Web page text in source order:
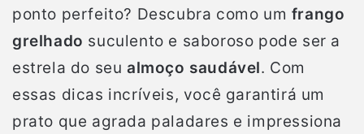
ponto perfeito? Descubra como um frango
grelhado suculento e saboroso pode ser a
estrela do seu almoço saudável. Com
essas dicas incríveis, você garantirá um
prato que agrada paladares e impressiona